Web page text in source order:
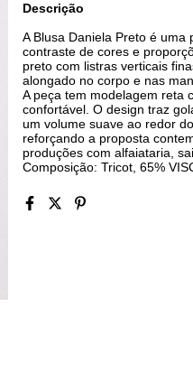
Descrição
A Blusa Daniela Preto é
contraste de cores e
preto com listras verticais
alongado no corpo e nas
A peça tem modelagem reta
confortável. O design traz
um volume suave ao redor
reforçando a proposta
produções com alfaiataria,
Composição: Tricot, 65%